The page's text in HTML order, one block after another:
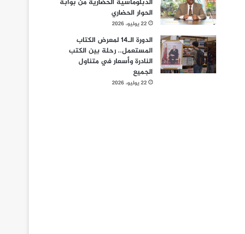
الدبلوماسية الحضارية من بوابة
الحوار الحضاري
22 يوليو، 2026
الدورة الـ14 لمعرض الكتاب
المستعمل.. رحلة بين الكتب
النادرة وأسعار في متناول
الجميع
22 يوليو، 2026